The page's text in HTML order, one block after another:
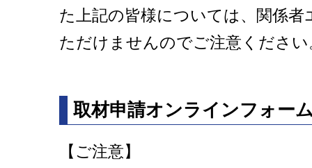
た上記の皆様については、関係
ただけませんのでご注意ください
取材申請オンラインフォー
【ご注意】